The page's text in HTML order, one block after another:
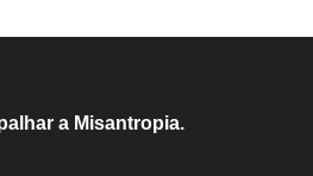
a Misantropia.